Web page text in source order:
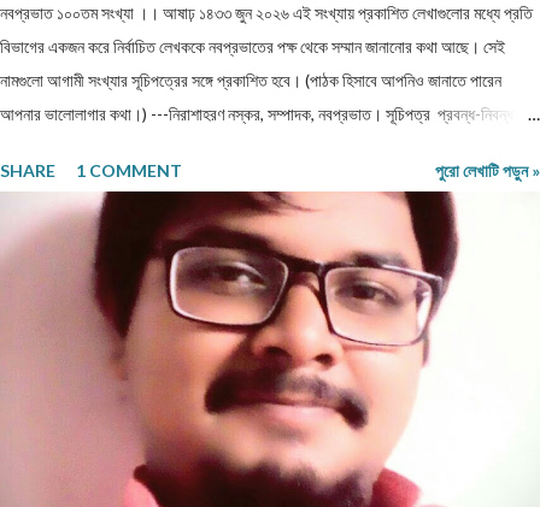
নবপ্রভাত ১০০তম সংখ্যা ।। আষাঢ় ১৪৩৩ জুন ২০২৬ এই সংখ্যায় প্রকাশিত লেখাগুলোর মধ্যে প্রতি
বিভাগের একজন করে নির্বাচিত লেখককে নবপ্রভাতের পক্ষ থেকে সম্মান জানানোর কথা আছে। সেই
নামগুলো আগামী সংখ্যার সূচিপত্রের সঙ্গে প্রকাশিত হবে। (পাঠক হিসাবে আপনিও জানাতে পারেন
আপনার ভালোলাগার কথা।) ---নিরাশাহরণ নস্কর, সম্পাদক, নবপ্রভাত। সূচিপত্র প্রবন্ধ-নিবন্ধ-
থেকে পতন : অনিক দত্ত ও মানুষের নিঃশ... প্রবন্ধ ।। ধাঙড় ।। মোঃ চাঁন মিয়া ফকির প্রবন্ধ ।।
অন্ধকারের উৎস হতে উৎসারিত আলো ।। কুহেলী... প্রবন্ধ ।। নারীর সম্মান ও অধিকার — অলীক
কল্পনা, না... আন্তর্জাতিক খ্যাতি সম্পন্ন ভাষা বিজ্ঞানী অধ্যাপক প... প্রবন্ধ ।। কবি কৃষ্ণচন্দ্র মজুমদার
।। সুমন বিপ্লব ফিচার ।। চা দিবস ।। অশোক বন্দ্যোপাধ্যায় ফিচার ।। বর্তমান প্রেক্ষাপটে
আন্তর্জাতিক জীববৈচিত্... রম্যনাটিকা ।। পাত্র দেখা ।। সুশীল বন্দ্যোপাধ্যায় ভ্রমণকাহিনি
মাজান্দারান: কাস্পিয়ান সাগরের তীর... ঝরণার গান শুনতে ।। ...
SHARE 1 COMMENT পুরো লেখাটি পড়ুন »